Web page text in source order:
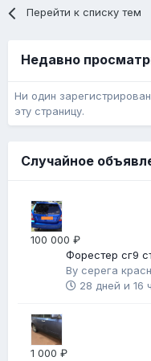
Перейти к списку тем
Недавно
Ни один
эту страницу.
Случайное
100 000 ₽
Форестер сг9
By серега
28 дней и 16
1 000 ₽